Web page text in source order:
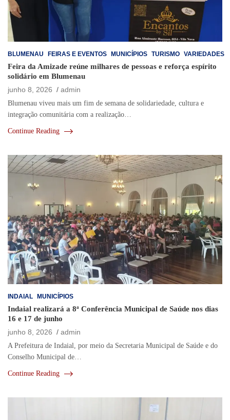
BLUMENAU FEIRAS E EVENTOS MUNICÍPIOS TURISMO VARIEDADES
Feira da Amizade reúne milhares de pessoas e reforça espírito
solidário em Blumenau
junho 8, 2026
admin
Blumenau viveu mais um fim de semana de solidariedade, cultura e
integração comunitária com a realização…
Continue Reading
INDAIAL MUNICÍPIOS
Indaial realizará a 8ª Conferência Municipal de Saúde nos dias
16 e 17 de junho
junho 8, 2026
admin
A Prefeitura de Indaial, por meio da Secretaria Municipal de Saúde e do
Conselho Municipal de…
Continue Reading